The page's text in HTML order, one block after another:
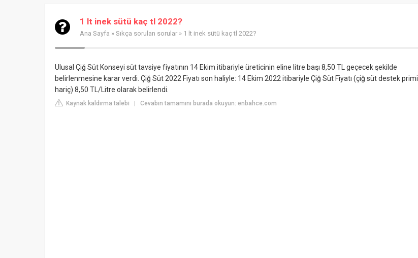
1 lt inek sütü kaç tl 2022?
Ana Sayfa » Sıkça sorulan sorular » 1 lt inek sütü kaç tl 2022?
Ulusal Çiğ Süt Konseyi süt tavsiye fiyatının 14 Ekim itibariyle üreticinin eline litre başı 8,50 TL geçecek şekilde
belirlenmesine karar verdi. Çiğ Süt 2022 Fiyatı son haliyle: 14 Ekim 2022 itibariyle Çiğ Süt Fiyatı (çiğ süt destek primi
hariç) 8,50 TL/Litre olarak belirlendi.
Kaynak kaldırma talebi | Cevabın tamamını burada okuyun: enbahce.com